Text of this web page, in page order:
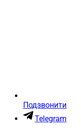
Подзвонити
Telegram